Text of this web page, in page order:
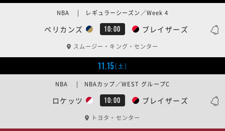
ペリカンズ 10:00 ブレイザーズ
NBA | レギュラーシーズン／Week 4
スムージー・キング・センター
11.15[土]
ロケッツ 10:00 ブレイザーズ
NBA | NBAカップ／WEST グループC
トヨタ・センター